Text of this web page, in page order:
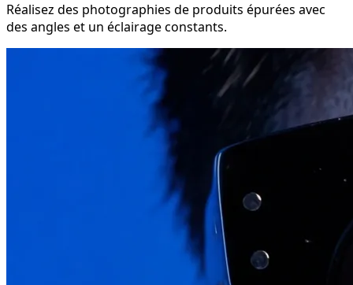
Réalisez des photographies de produits épurées avec
des angles et un éclairage constants.